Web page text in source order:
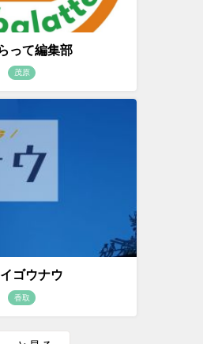
って編集部
茂原
ゴウナウ
香取